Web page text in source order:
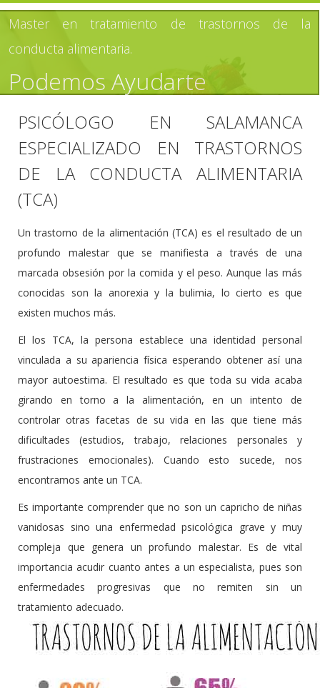
Master en tratamiento de trastornos de la
conducta alimentaria.
Podemos Ayudarte
PSICÓLOGO EN SALAMANCA
ESPECIALIZADO EN TRASTORNOS
DE LA CONDUCTA ALIMENTARIA
(TCA)
Un trastorno de la alimentación (TCA) es el resultado de un
profundo malestar que se manifiesta a través de una
marcada obsesión por la comida y el peso. Aunque las más
conocidas son la anorexia y la bulimia, lo cierto es que
existen muchos más.
El los TCA, la persona establece una identidad personal
vinculada a su apariencia física esperando obtener así una
mayor autoestima. El resultado es que toda su vida acaba
girando en torno a la alimentación, en un intento de
controlar otras facetas de su vida en las que tiene más
dificultades (estudios, trabajo, relaciones personales y
frustraciones emocionales). Cuando esto sucede, nos
encontramos ante un TCA.
Es importante comprender que no son un capricho de niñas
vanidosas sino una enfermedad psicológica grave y muy
compleja que genera un profundo malestar. Es de vital
importancia acudir cuanto antes a un especialista, pues son
enfermedades progresivas que no remiten sin un
tratamiento adecuado.